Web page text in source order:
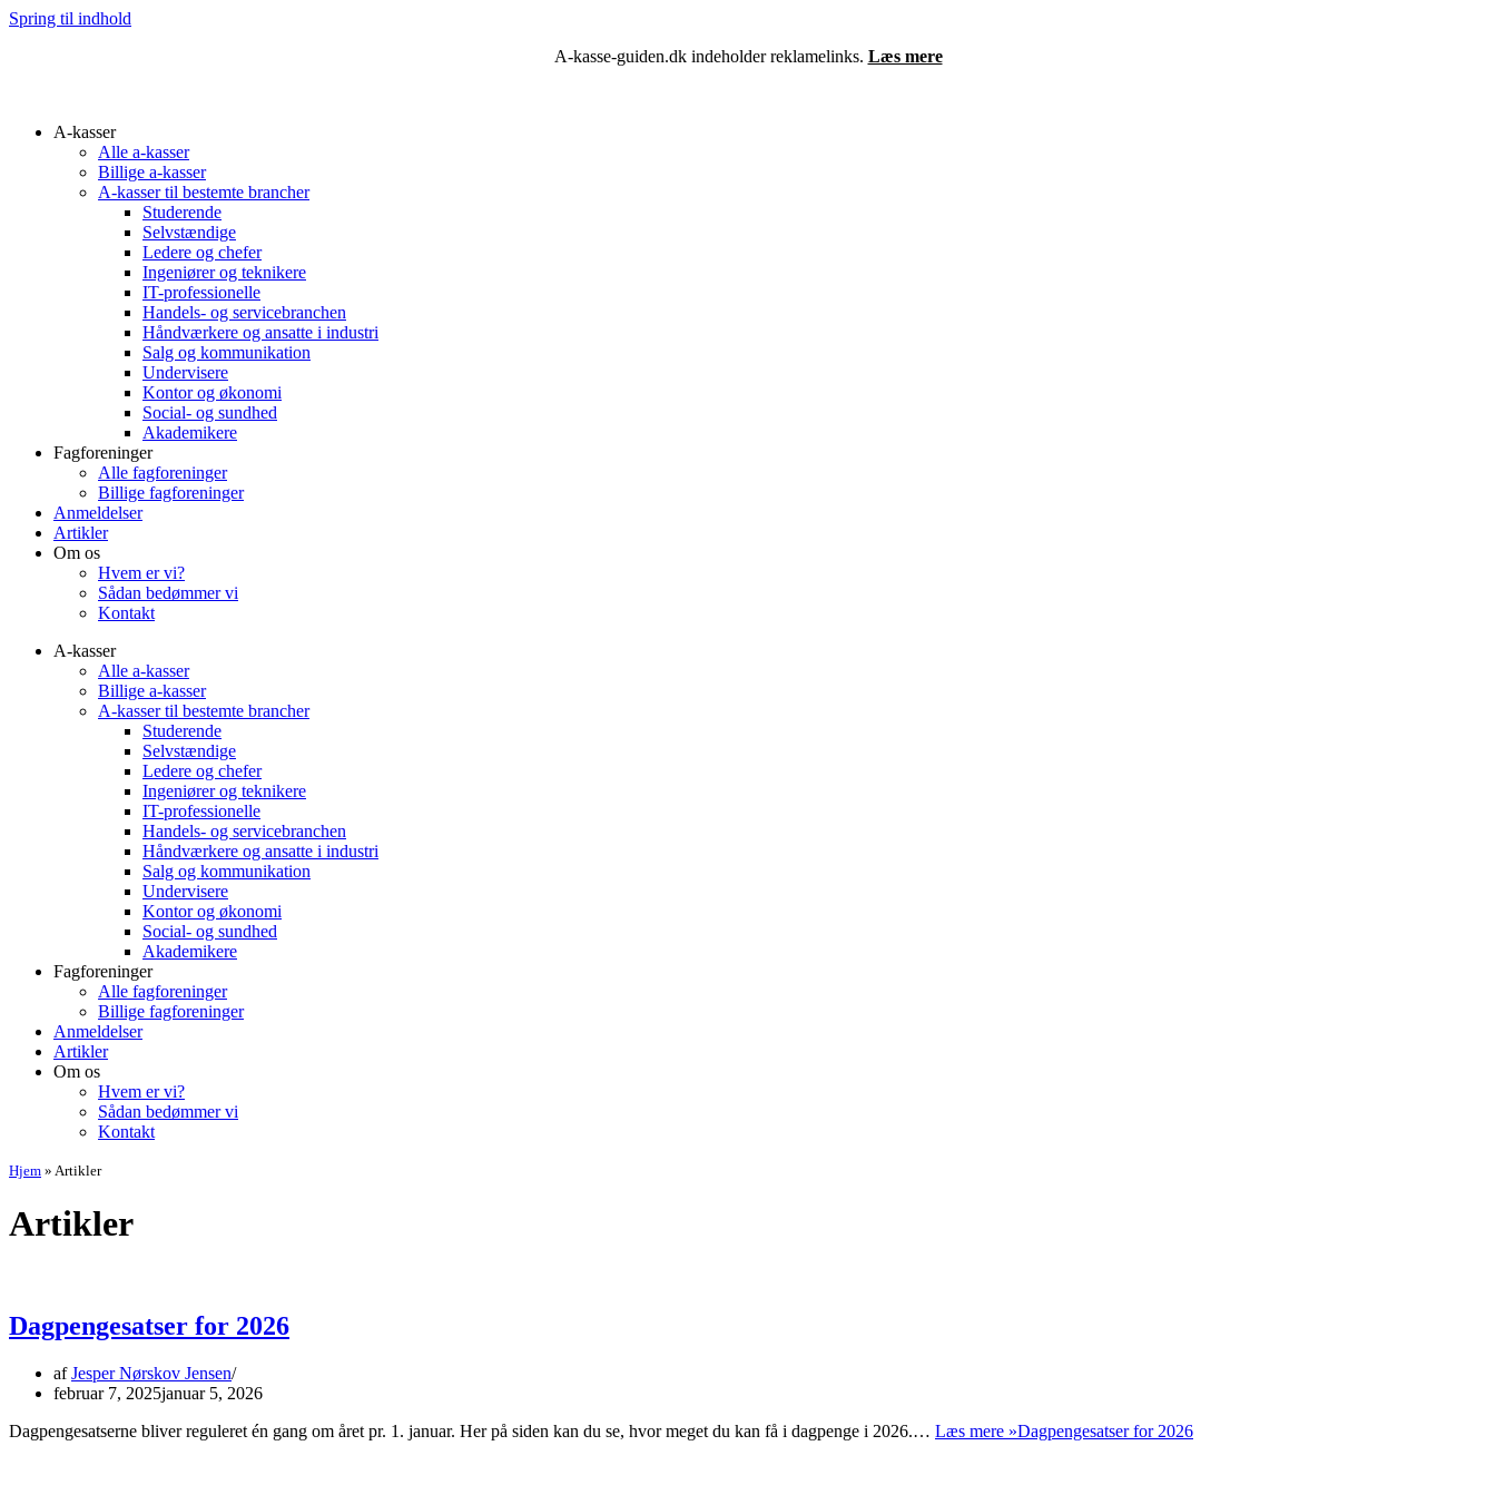
Spring til indhold
A-kasse-guiden.dk indeholder reklamelinks. Læs mere
A-kasser
Alle a-kasser
Billige a-kasser
A-kasser til bestemte brancher
Studerende
Selvstændige
Ledere og chefer
Ingeniører og teknikere
IT-professionelle
Handels- og servicebranchen
Håndværkere og ansatte i industri
Salg og kommunikation
Undervisere
Kontor og økonomi
Social- og sundhed
Akademikere
Fagforeninger
Alle fagforeninger
Billige fagforeninger
Anmeldelser
Artikler
Om os
Hvem er vi?
Sådan bedømmer vi
Kontakt
A-kasser
Alle a-kasser
Billige a-kasser
A-kasser til bestemte brancher
Studerende
Selvstændige
Ledere og chefer
Ingeniører og teknikere
IT-professionelle
Handels- og servicebranchen
Håndværkere og ansatte i industri
Salg og kommunikation
Undervisere
Kontor og økonomi
Social- og sundhed
Akademikere
Fagforeninger
Alle fagforeninger
Billige fagforeninger
Anmeldelser
Artikler
Om os
Hvem er vi?
Sådan bedømmer vi
Kontakt
Hjem » Artikler
Artikler
Dagpengesatser for 2026
afJesper Nørskov Jensen
februar 7, 2025januar 5, 2026
Dagpengesatserne bliver reguleret én gang om året pr. 1. januar. Her på siden kan du se, hvor meget du kan få i dagpenge i 2026.… Læs mere »Dagpengesatser for 2026